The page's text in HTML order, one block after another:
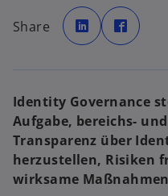
Share
w
i
r
d
e
r
n
e
u
e
n
R
e
g
i
r
e
r
n
e
u
e
n
R
e
g
Identity Governance
Aufgabe, bereichs-
Transparenz über
herzustellen, Risiken
wirksame